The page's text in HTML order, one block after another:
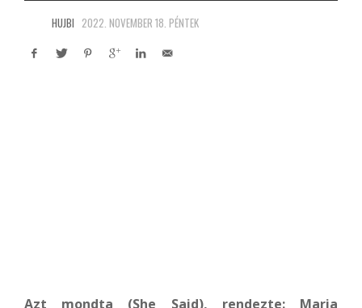
HUJBI 2022. NOVEMBER 18. PÉNTEK
Azt mondta (She Said), rendezte: Maria